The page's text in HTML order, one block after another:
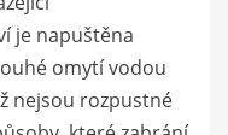
je napuštěna
omytí vodou
nejsou rozpustné